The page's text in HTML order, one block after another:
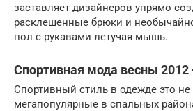
заставляет дизайнеров упрямо
расклешенные брюки и
пол с рукавами летучая мышь.
Спортивная мода весны
Спортивный стиль в одежде это не
мегапопулярные в спальных